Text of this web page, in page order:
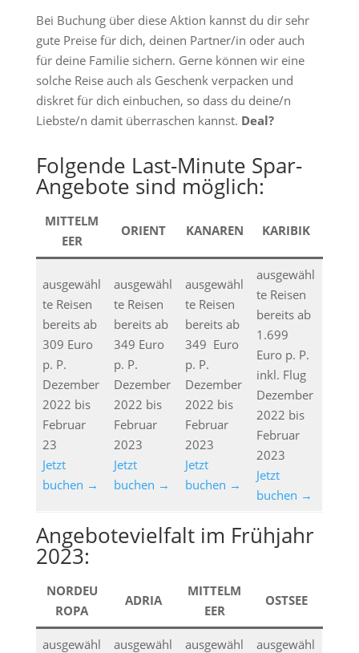
Bei Buchung über diese Aktion kannst du dir sehr
gute Preise für dich, deinen Partner/in oder auch
für deine Familie sichern. Gerne können wir eine
solche Reise auch als Geschenk verpacken und
diskret für dich einbuchen, so dass du deine/n
Liebste/n damit überraschen kannst. Deal?
Folgende Last-Minute Spar-
Angebote sind möglich:
MITTELM
EER
ORIENT KANAREN KARIBIK
ausgewähl
te Reisen
bereits ab
309 Euro
p. P.
Dezember
2022 bis
Februar
23
Jetzt
buchen →
ausgewähl
te Reisen
bereits ab
349 Euro
p. P.
Dezember
2022 bis
Februar
2023
Jetzt
buchen →
ausgewähl
te Reisen
bereits ab
349 Euro
p. P.
Dezember
2022 bis
Februar
2023
Jetzt
buchen →
ausgewähl
te Reisen
bereits ab
1.699
Euro p. P.
inkl. Flug
Dezember
2022 bis
Februar
2023
Jetzt
buchen →
Angebotevielfalt im Frühjahr
2023:
NORDEU
ROPA
ADRIA
MITTELM
EER
OSTSEE
ausgewähl
ausgewähl
ausgewähl
ausgewähl